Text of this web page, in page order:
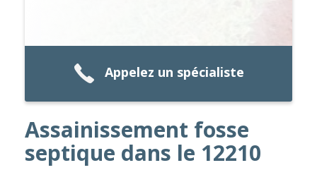
Appelez un spécialiste
Assainissement fosse
septique dans le 12210